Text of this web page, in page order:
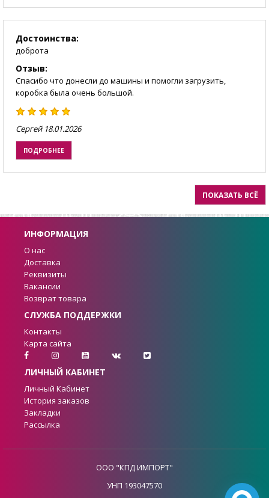
Достоинства:
доброта
Отзыв:
Спасибо что донесли до машины и помогли загрузить,
коробка была очень большой.
Сергей 18.01.2026
ПОДРОБНЕЕ
ПОКАЗАТЬ ВСЁ
ИНФОРМАЦИЯ
О нас
Доставка
Реквизиты
Вакансии
Возврат товара
СЛУЖБА ПОДДЕРЖКИ
Контакты
Карта сайта
ЛИЧНЫЙ КАБИНЕТ
Личный Кабинет
История заказов
Закладки
Рассылка
ООО "КПД ИМПОРТ"
УНП 193047570